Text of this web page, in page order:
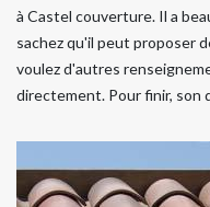
à Castel couverture. Il a
sachez qu'il peut proposer
voulez d'autres
directement. Pour finir, son